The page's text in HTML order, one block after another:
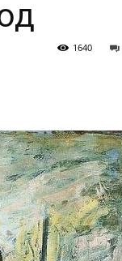
1640